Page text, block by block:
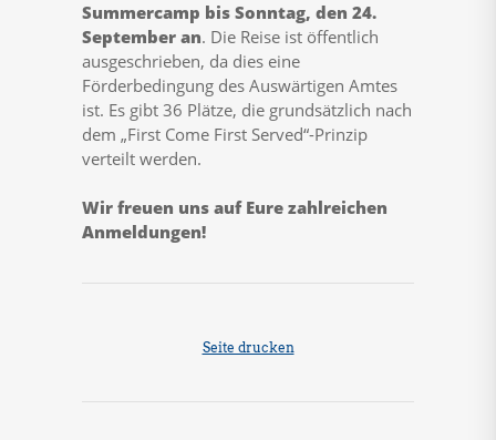
Summercamp bis Sonntag, den 24.
September an. Die Reise ist öffentlich
ausgeschrieben, da dies eine
Förderbedingung des Auswärtigen Amtes
ist. Es gibt 36 Plätze, die grundsätzlich nach
dem „First Come First Served“-Prinzip
verteilt werden.
Wir freuen uns auf Eure zahlreichen
Anmeldungen!
Seite drucken